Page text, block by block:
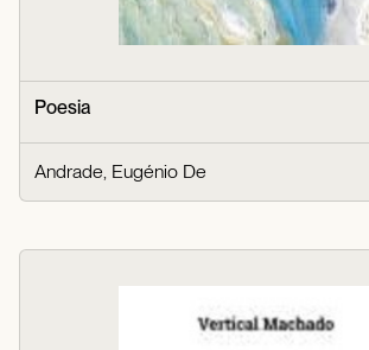
Poesia
Andrade, Eugénio De